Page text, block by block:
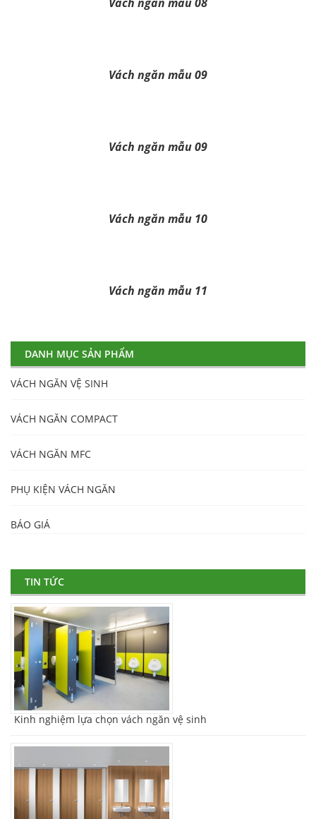
Vách ngăn mẫu 09
Vách ngăn mẫu 09
Vách ngăn mẫu 10
Vách ngăn mẫu 11
DANH MỤC SẢN PHẨM
VÁCH NGĂN VỆ SINH
VÁCH NGĂN COMPACT
VÁCH NGĂN MFC
PHỤ KIỆN VÁCH NGĂN
BÁO GIÁ
TIN TỨC
Kinh nghiệm lựa chọn vách ngăn vệ sinh